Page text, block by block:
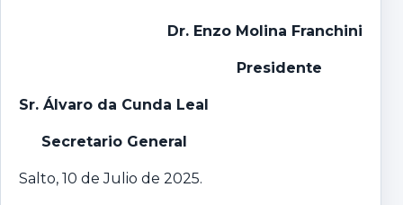
Dr. Enzo Molina Franchini
Presidente
Sr. Álvaro da Cunda Leal
Secretario General
Salto, 10 de Julio de 2025.